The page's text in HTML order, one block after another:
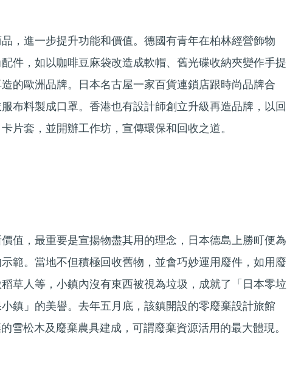
，進一步提升功能和價值。德國有青年在柏林經營飾物
件，如以咖啡豆麻袋改造成軟帽、舊光碟收納夾變作手提
的歐洲品牌。日本名古屋一家百貨連鎖店跟時尚品牌合
布料製成口罩。香港也有設計師創立升級再造品牌，以回
片套，並開辦工作坊，宣傳環保和回收之道。
值，最重要是宣揚物盡其用的理念，日本德島上勝町便為
範。當地不但積極回收舊物，並會巧妙運用廢件，如用廢
草人等，小鎮內沒有東西被視為垃圾，成就了「日本零垃
鎮」的美譽。去年五月底，該鎮開設的零廢棄設計旅館
雪松木及廢棄農具建成，可謂廢棄資源活用的最大體現。